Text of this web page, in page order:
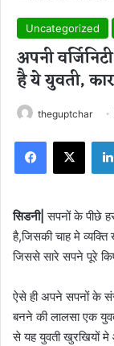
Uncategorized
अपनी
है ये युवती,
theguptchar
सिडनी|सपनों के पीछे
है,जिसकी चाह मे व्यक्ति
जिससे सारे सपने पूरे
ऐसे ही अपने सपनों के
बनने की लालसा एक
से यह युवती खुरखियों मे